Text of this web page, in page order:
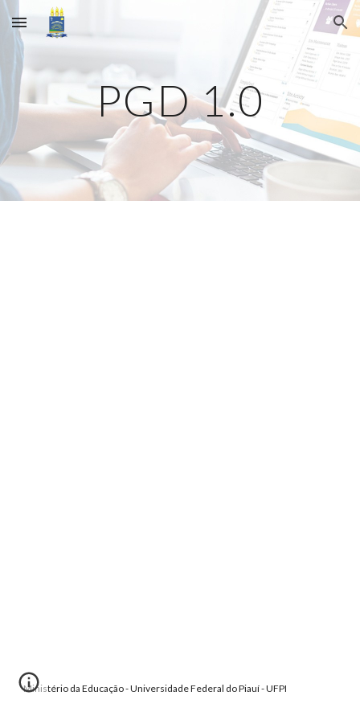
Skip to main content Skip to navigation
PGD 1.0
Ministério da Educação - Universidade Federal do Piauí - UFPI